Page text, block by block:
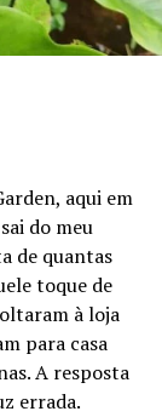
aqui em
do meu
de quantas
toque de
à loja
para casa
A resposta
errada.